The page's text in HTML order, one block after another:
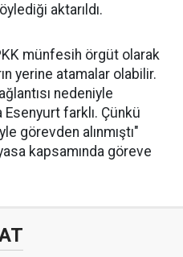
aktarıldı.
münfesih örgüt olarak
yerine atamalar olabilir.
nedeniyle
Esenyurt farklı. Çünkü
görevden alınmıştı"
kapsamında göreve